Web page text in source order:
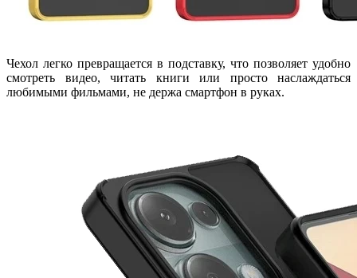
Чехол легко превращается в подставку, что позволяет удобно
смотреть видео, читать книги или просто наслаждаться
любимыми фильмами, не держа смартфон в руках.